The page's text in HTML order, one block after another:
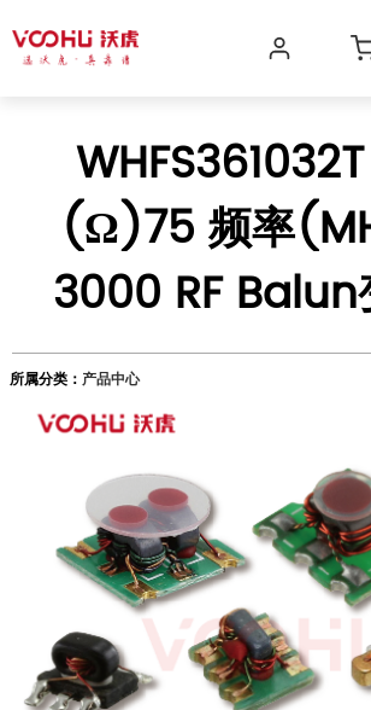
(Ω)75 频率
3000 RF Balun
所属分类： 产品中心